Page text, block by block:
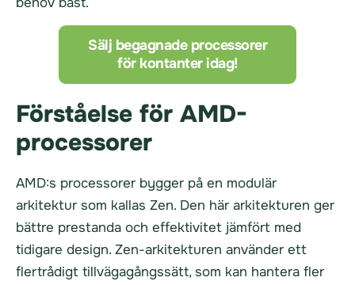
Sälj begagnade processorer
för kontanter idag!
Förståelse för AMD-
processorer
AMD:s processorer bygger på en modulär
arkitektur som kallas Zen. Den här arkitekturen ger
bättre prestanda och effektivitet jämfört med
tidigare design. Zen-arkitekturen använder ett
flertrådigt tillvägagångssätt, som kan hantera fler